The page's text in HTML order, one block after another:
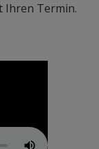
Ihren Termin.